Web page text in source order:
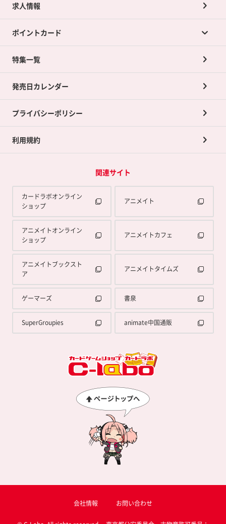
カードラボの買取サービスTOP
店舗買取について
ネット買取について
買取承諾書について
求人情報
ポイントカード
ポイントカードTOP
ポイント交換景品
特集一覧
発売日カレンダー
プライバシーポリシー
利用規約
関連サイト
カードラボオンライン
ショップ
アニメイト
アニメイトオンライン
ショップ
アニメイトカフェ
アニメイトブックスト
ア
アニメイトタイムズ
ゲーマーズ 書泉
SuperGroupies animate中国通販
会社情報 お問い合わせ